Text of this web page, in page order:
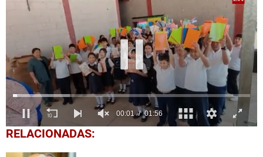
0
seconds
RELACIONADAS: